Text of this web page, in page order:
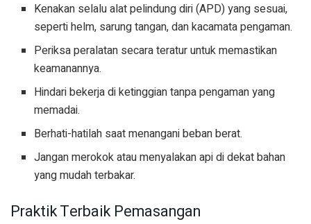
Kenakan selalu alat pelindung diri (APD) yang sesuai,
seperti helm, sarung tangan, dan kacamata pengaman.
Periksa peralatan secara teratur untuk memastikan
keamanannya.
Hindari bekerja di ketinggian tanpa pengaman yang
memadai.
Berhati-hatilah saat menangani beban berat.
Jangan merokok atau menyalakan api di dekat bahan
yang mudah terbakar.
Praktik Terbaik Pemasangan